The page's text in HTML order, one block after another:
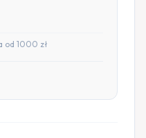
od 1000 zł